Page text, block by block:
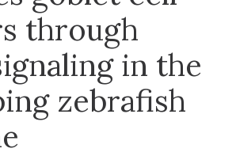
through
in the
zebrafish